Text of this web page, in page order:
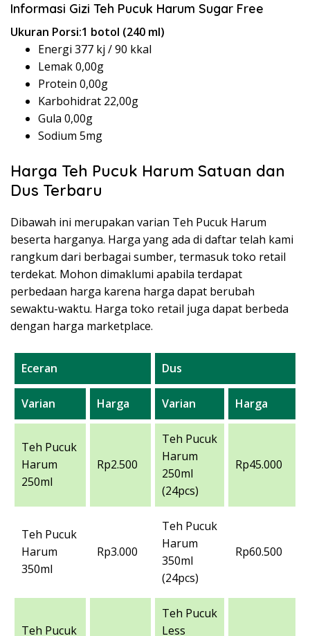
Informasi Gizi Teh Pucuk Harum Sugar Free
Ukuran Porsi:1 botol (240 ml)
Energi 377 kj / 90 kkal
Lemak 0,00g
Protein 0,00g
Karbohidrat 22,00g
Gula 0,00g
Sodium 5mg
Harga Teh Pucuk Harum Satuan dan
Dus Terbaru
Dibawah ini merupakan varian Teh Pucuk Harum
beserta harganya. Harga yang ada di daftar telah kami
rangkum dari berbagai sumber, termasuk toko retail
terdekat. Mohon dimaklumi apabila terdapat
perbedaan harga karena harga dapat berubah
sewaktu-waktu. Harga toko retail juga dapat berbeda
dengan harga marketplace.
Eceran Dus
Varian Harga Varian Harga
Teh Pucuk
Harum
250ml
Rp2.500
Teh Pucuk
Harum
250ml
(24pcs)
Rp45.000
Teh Pucuk
Harum
350ml
Rp3.000
Teh Pucuk
Harum
350ml
(24pcs)
Rp60.500
Teh Pucuk
Teh Pucuk
Less